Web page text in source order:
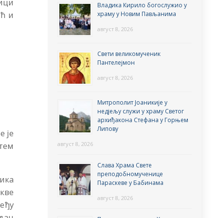
и
је
Владика Кирило богослужио у
храму у Новим Пављанима
август 8, 2026
Свети великомученик
Пантелејмон
август 8, 2026
Митрополит Јоаникије у
недјељу служи у храму Светог
архиђакона Стефана у Горњем
Липову
август 8, 2026
Слава Храма Свете
преподобномученице
Параскеве у Бабинама
август 8, 2026